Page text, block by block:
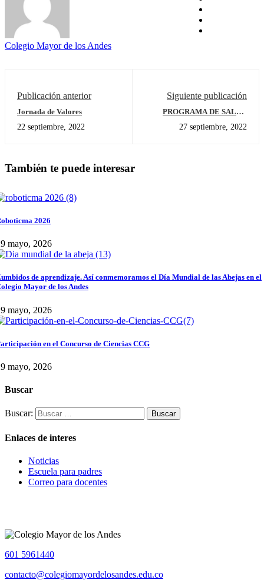
Colegio Mayor de los Andes
Publicación anterior
Jornada de Valores
22 septiembre, 2022
Siguiente publicación
PROGRAMA DE SALUD
27 septiembre, 2022
También te puede interesar
2026
mayo, 2026
de aprendizaje. Así conmemoramos el Día Mundial de las Abejas en el
Mayor de los Andes
mayo, 2026
en el Concurso de Ciencias CCG
mayo, 2026
Buscar
Buscar:
Enlaces de interes
Noticias
Escuela para padres
Correo para docentes
601 5961440
contacto@colegiomayordelosandes.edu.co